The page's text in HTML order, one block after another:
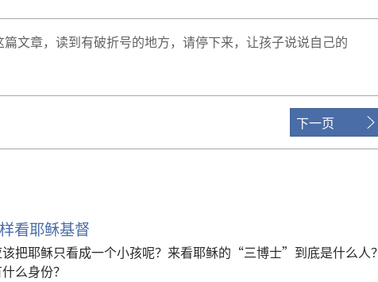
篇文章， 读到有破折号的地方， 请停下来， 让孩子说说自己的
下一页
看耶稣基督
把耶稣只看成一个小孩呢？来看耶稣的“三博士”到底是什么人？
么身份？